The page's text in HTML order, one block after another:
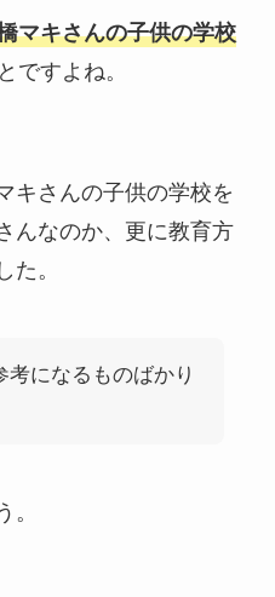
マキさんの子供の学校
ですよね。
キさんの子供の学校を
んなのか、更に教育方
た。
になるものばかり
。